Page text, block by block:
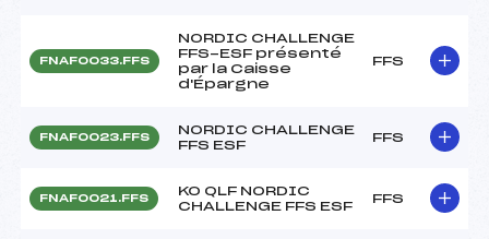
FNAF0033.FFS
NORDIC CHALLENGE
FFS-ESF présenté
par la Caisse
d'Épargne
FFS
FNAF0023.FFS
NORDIC CHALLENGE
FFS ESF
FFS
FNAF0021.FFS
KO QLF NORDIC
CHALLENGE FFS ESF
FFS